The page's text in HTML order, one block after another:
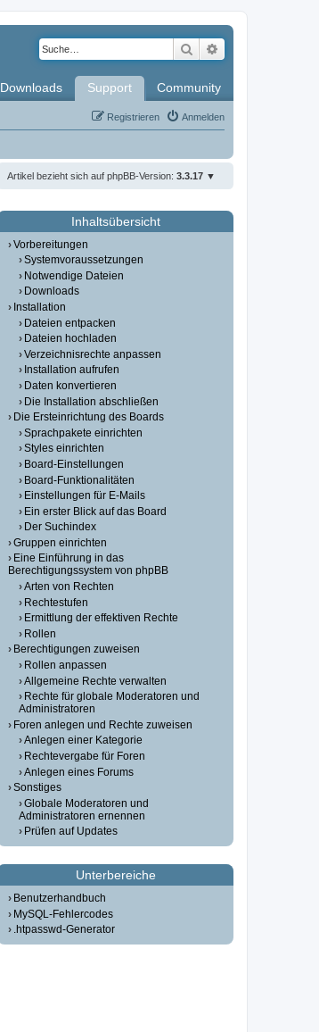
Suche
Downloads Support Community
Anmelden
Registrieren
Artikel bezieht sich auf phpBB-Version: 3.3.17
Inhaltsübersicht
Vorbereitungen
Systemvoraussetzungen
Notwendige Dateien
Downloads
Installation
Dateien entpacken
Dateien hochladen
Verzeichnisrechte anpassen
Installation aufrufen
Daten konvertieren
Die Installation abschließen
Die Ersteinrichtung des Boards
Sprachpakete einrichten
Styles einrichten
Board-Einstellungen
Board-Funktionalitäten
Einstellungen für E-Mails
Ein erster Blick auf das Board
Der Suchindex
Gruppen einrichten
Eine Einführung in das
Berechtigungssystem von phpBB
Arten von Rechten
Rechtestufen
Ermittlung der effektiven Rechte
Rollen
Berechtigungen zuweisen
Rollen anpassen
Allgemeine Rechte verwalten
Rechte für globale Moderatoren und
Administratoren
Foren anlegen und Rechte zuweisen
Anlegen einer Kategorie
Rechtevergabe für Foren
Anlegen eines Forums
Sonstiges
Globale Moderatoren und
Administratoren ernennen
Prüfen auf Updates
Unterbereiche
Benutzerhandbuch
MySQL-Fehlercodes
.htpasswd-Generator